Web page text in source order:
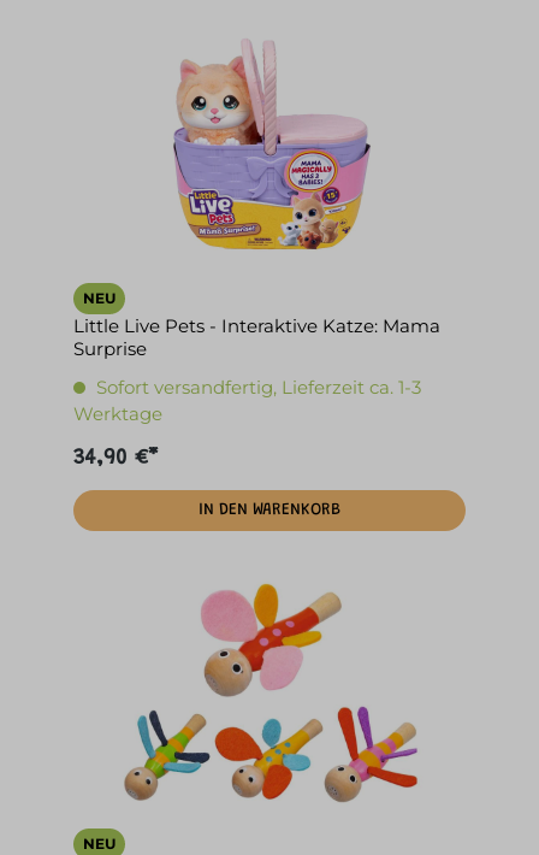
NEU
Little Live Pets - Interaktive Katze: Mama
Surprise
Sofort versandfertig, Lieferzeit ca. 1-3
Werktage
34,90 €*
IN DEN WARENKORB
NEU